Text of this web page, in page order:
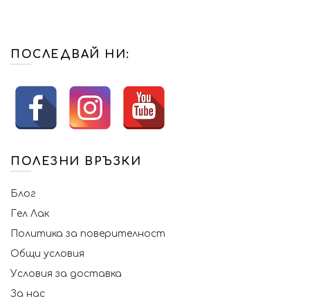
ПОСЛЕДВАЙ НИ:
ПОЛЕЗНИ ВРЪЗКИ
Блог
Гел Лак
Политика за поверителност
Общи условия
Условия за доставка
За нас